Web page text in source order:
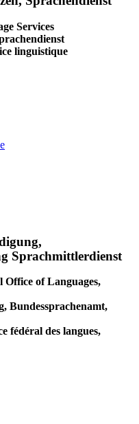
Services
linguistique
Sprachmittlerdienst
Office of Languages,
Bundessprachenamt,
fédéral des langues,